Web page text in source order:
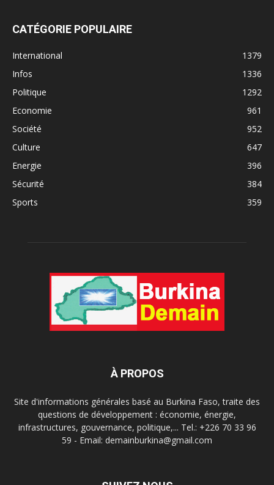
CATÉGORIE POPULAIRE
International
1379
Infos
1336
Politique
1292
Economie
961
Société
952
Culture
647
Energie
396
Sécurité
384
Sports
359
À PROPOS
Site d'informations générales basé au Burkina Faso, traite des
questions de développement : économie, énergie,
infrastructures, gouvernance, politique,... Tel.: +226 70 33 96
59 - Email: demainburkina@gmail.com